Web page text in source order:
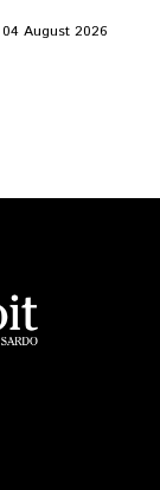
04 August 2026